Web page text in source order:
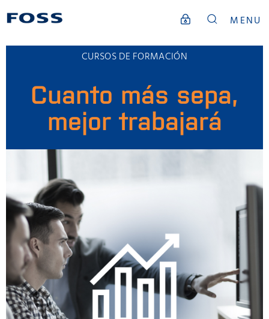
MENU
CURSOS DE FORMACIÓN
Cuanto más sepa,
mejor trabajará